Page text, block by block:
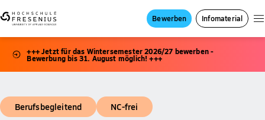
Bewerben Infomaterial
+++ Jetzt für das Wintersemester 2026/27 bewerben -
Bewerbung bis 31. August möglich! +++
Berufsbegleitend NC-frei